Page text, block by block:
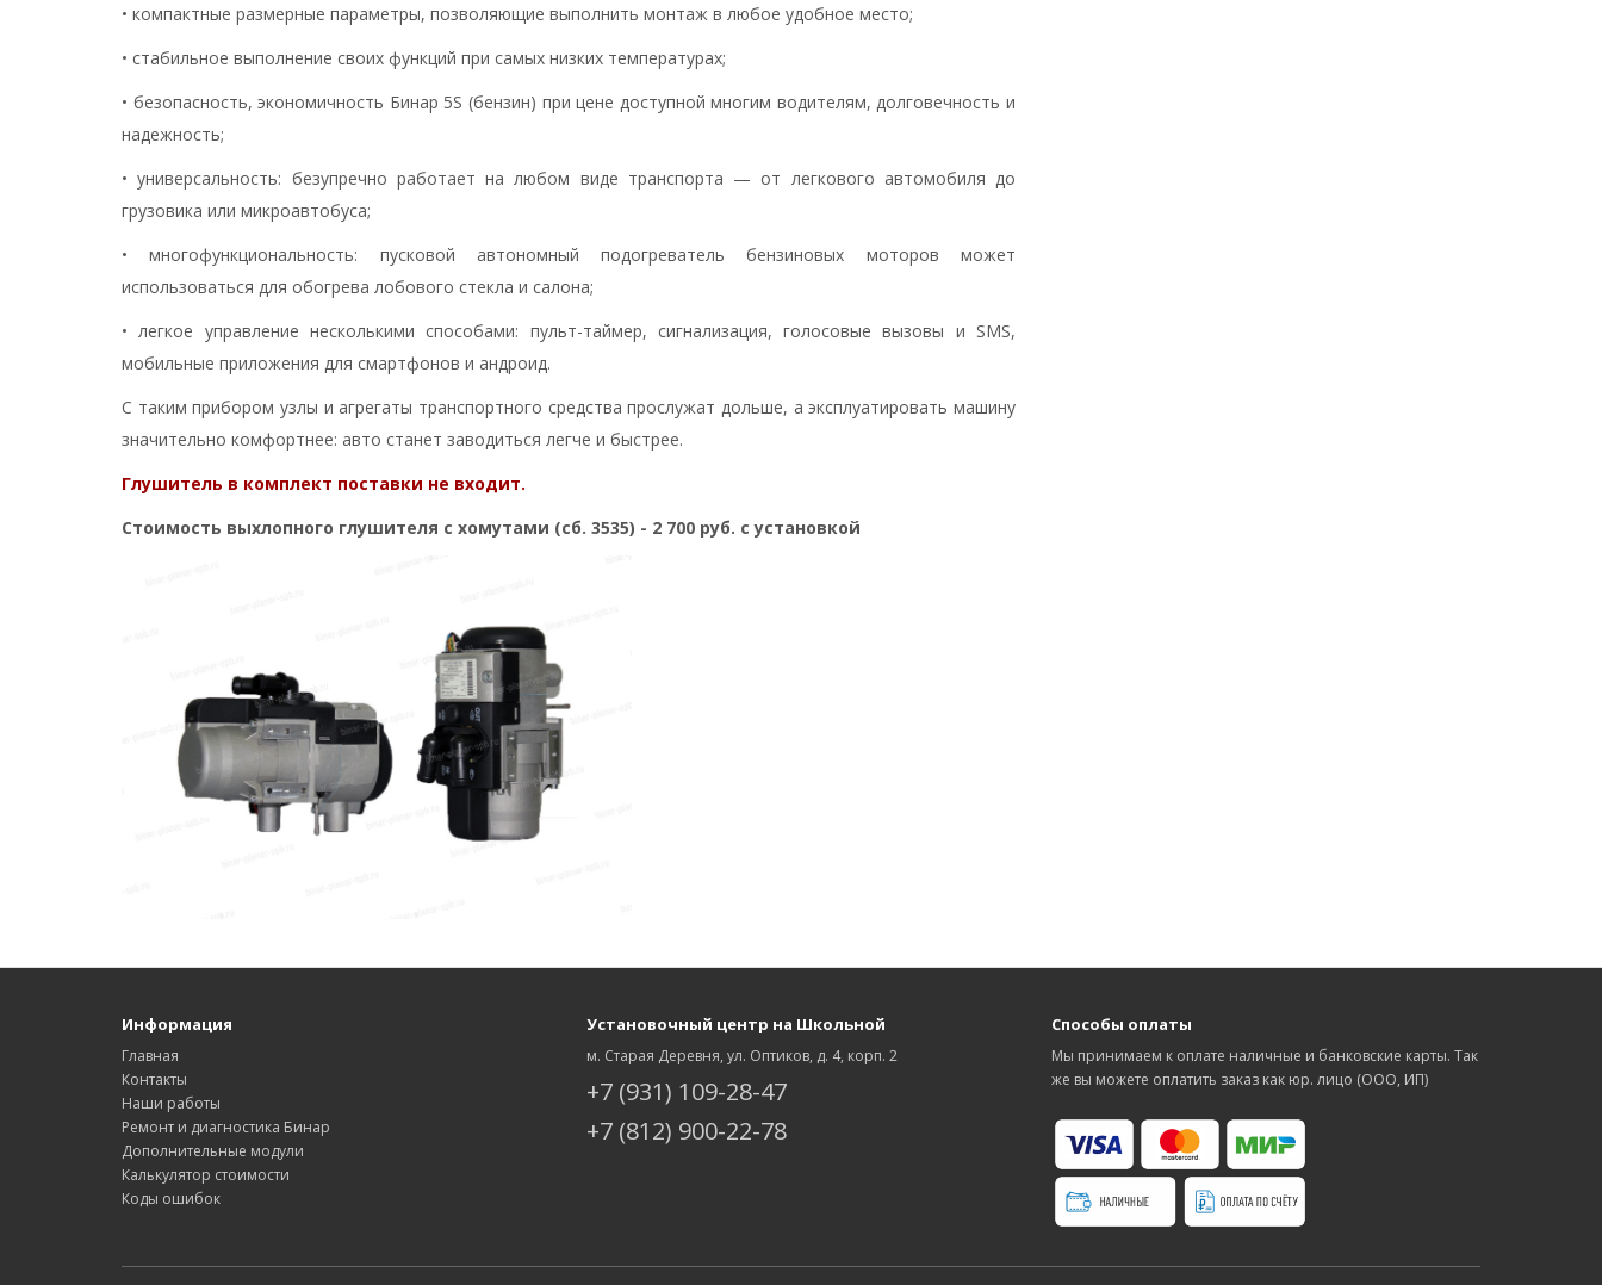
• компактные размерные параметры, позволяющие выполнить монтаж в любое удобное место;
• стабильное выполнение своих функций при самых низких температурах;
• безопасность, экономичность Бинар 5S (бензин) при цене доступной многим водителям, долговечность и
надежность;
• универсальность: безупречно работает на любом виде транспорта — от легкового автомобиля до
грузовика или микроавтобуса;
• многофункциональность: пусковой автономный подогреватель бензиновых моторов может
использоваться для обогрева лобового стекла и салона;
• легкое управление несколькими способами: пульт-таймер, сигнализация, голосовые вызовы и SMS,
мобильные приложения для смартфонов и андроид.
С таким прибором узлы и агрегаты транспортного средства прослужат дольше, а эксплуатировать машину
значительно комфортнее: авто станет заводиться легче и быстрее.
Глушитель в комплект поставки не входит.
Стоимость выхлопного глушителя с хомутами (сб. 3535) - 2 700 руб. с установкой
Информация
Главная
Контакты
Наши работы
Ремонт и диагностика Бинар
Дополнительные модули
Калькулятор стоимости
Коды ошибок
Установочный центр на Школьной
м. Старая Деревня, ул. Оптиков, д. 4, корп. 2
+7 (931) 109-28-47
+7 (812) 900-22-78
Способы оплаты
Мы принимаем к оплате наличные и банковские карты. Так
же вы можете оплатить заказ как юр. лицо (ООО, ИП)